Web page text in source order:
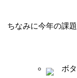
ちなみに今年の課
ボタ